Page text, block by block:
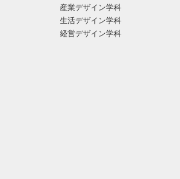
産業デザイン学科
生活デザイン学科
経営デザイン学科